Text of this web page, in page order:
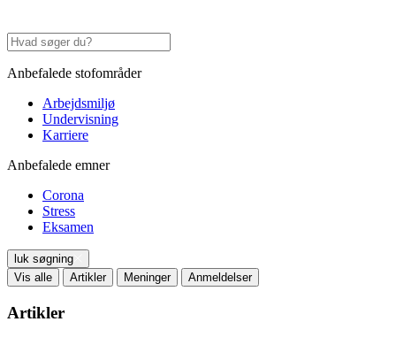
Anbefalede stofområder
Arbejdsmiljø
Undervisning
Karriere
Anbefalede emner
Corona
Stress
Eksamen
luk søgning
Vis alle
Artikler Meninger Anmeldelser
Artikler